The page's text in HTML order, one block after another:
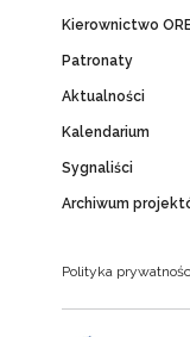
Kierownictwo
Patronaty
Aktualności
Kalendarium
Sygnaliści
Archiwum
Polityka